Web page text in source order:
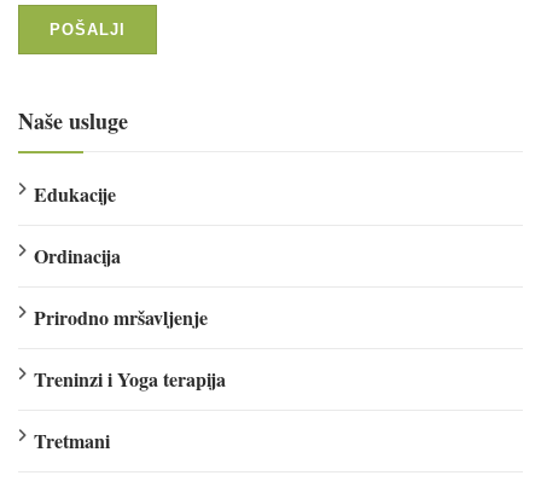
Naše usluge
Edukacije
Ordinacija
Prirodno mršavljenje
Treninzi i Yoga terapija
Tretmani